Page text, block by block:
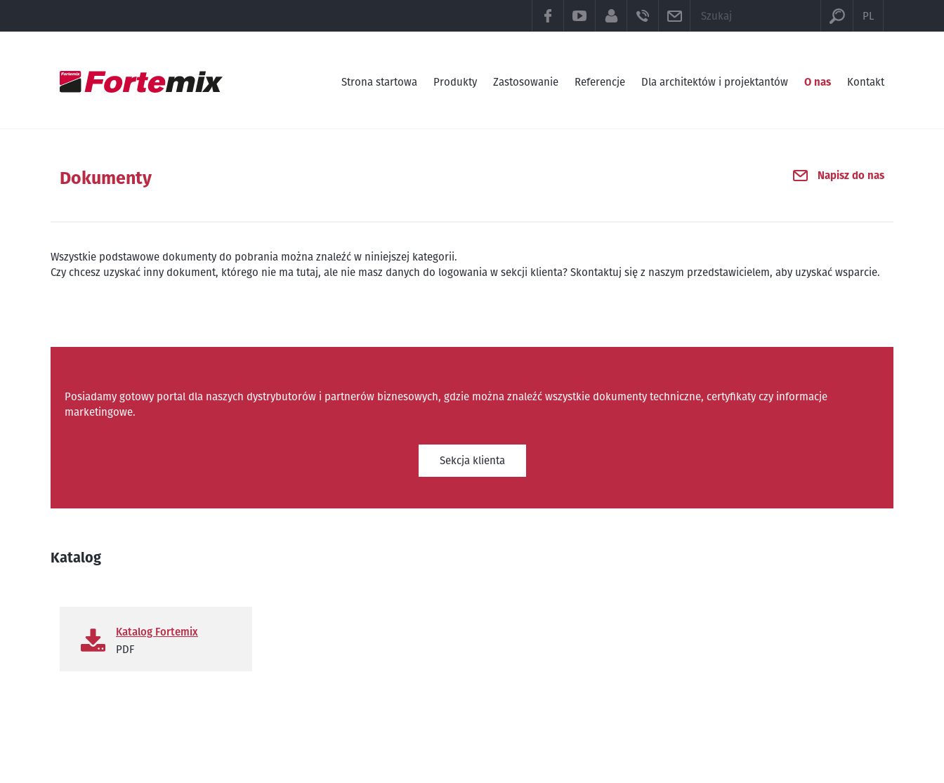
PL
TELEFON E-MAIL
FACEBOOKYOUTUBESEKCJA KLIENTA
Strona startowa Produkty Zastosowanie Referencje Dla architektów i projektantów O nas Kontakt
Dokumenty Napisz do nas
Wszystkie podstawowe dokumenty do pobrania można znaleźć w niniejszej kategorii.
Czy chcesz uzyskać inny dokument, którego nie ma tutaj, ale nie masz danych do logowania w sekcji klienta? Skontaktuj się z naszym przedstawicielem, aby uzyskać wsparcie.
Posiadamy gotowy portal dla naszych dystrybutorów i partnerów biznesowych, gdzie można znaleźć wszystkie dokumenty techniczne, certyfikaty czy informacje
marketingowe.
Sekcja klienta
Katalog
Katalog Fortemix
PDF